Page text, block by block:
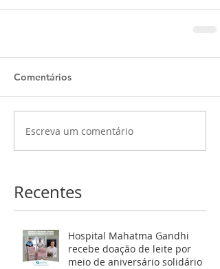
Comentários
Escreva um comentário
Recentes
Hospital Mahatma Gandhi
recebe doação de leite por
meio de aniversário solidário